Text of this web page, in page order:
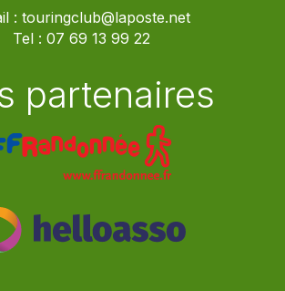
: touringclub@laposte.net
Tel : 07 69 13 99 22
partenaires